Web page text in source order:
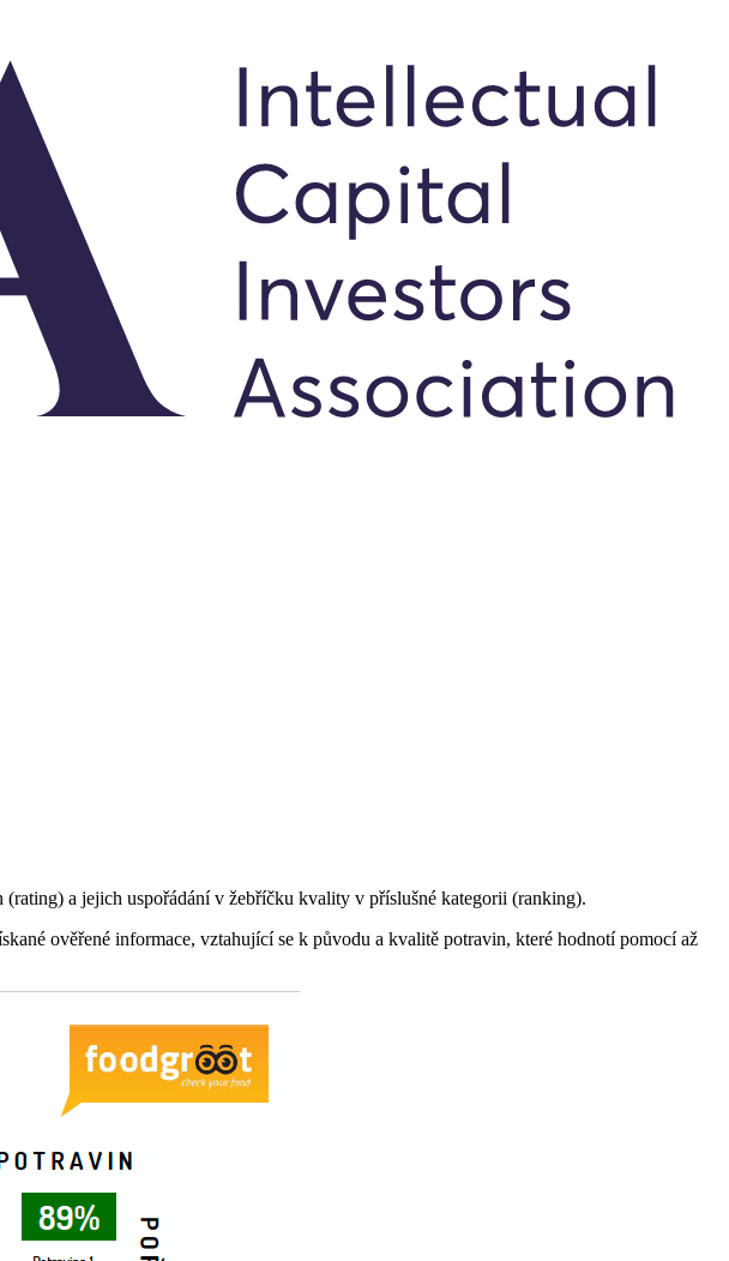
a jejich uspořádání v žebříčku kvality v příslušné kategorii (ranking).
ověřené informace, vztahující se k původu a kvalitě potravin, které hodnotí pomocí až